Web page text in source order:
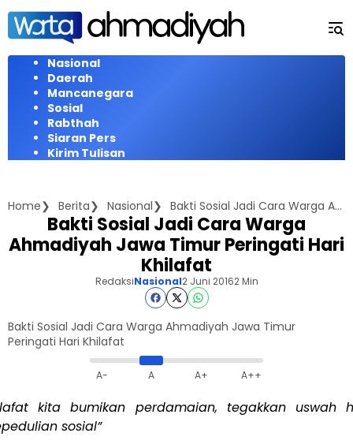
Langsung
konten
Nasional
Daerah
Mancanegara
Sosial
Rabthah
Siaran Pers
Kirim Tulisan
Home Berita Nasional Bakti Sosial Jadi Cara Warga Ahmadiyah Jawa Timur Peringati Hari Khilafat
Bakti Sosial Jadi Cara Warga
Ahmadiyah Jawa Timur Peringati Hari
Khilafat
RedaksiNasional2 Juni 20162 Min
Bakti Sosial Jadi Cara Warga Ahmadiyah Jawa Timur
Peringati Hari Khilafat
A- A A+ A++
kita bumikan perdamaian, tegakkan uswah
sosial”